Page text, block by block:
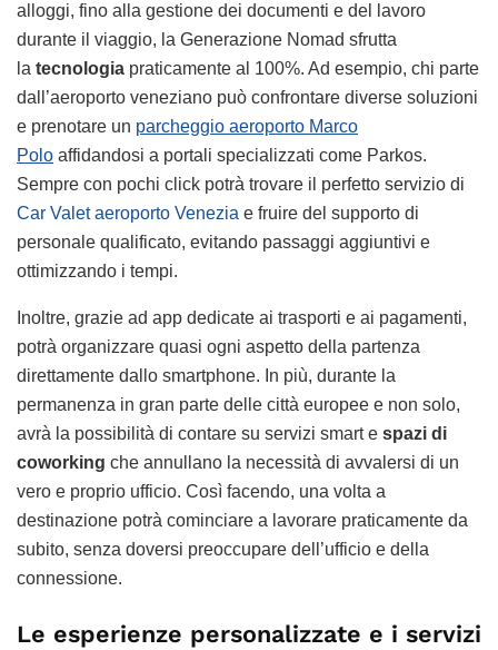
alloggi, fino alla gestione dei documenti e del lavoro
durante il viaggio, la Generazione Nomad sfrutta
la tecnologia praticamente al 100%. Ad esempio, chi parte
dall’aeroporto veneziano può confrontare diverse soluzioni
e prenotare un parcheggio aeroporto Marco
Polo affidandosi a portali specializzati come Parkos.
Sempre con pochi click potrà trovare il perfetto servizio di
Car Valet aeroporto Venezia e fruire del supporto di
personale qualificato, evitando passaggi aggiuntivi e
ottimizzando i tempi.
Inoltre, grazie ad app dedicate ai trasporti e ai pagamenti,
potrà organizzare quasi ogni aspetto della partenza
direttamente dallo smartphone. In più, durante la
permanenza in gran parte delle città europee e non solo,
avrà la possibilità di contare su servizi smart e spazi di
coworking che annullano la necessità di avvalersi di un
vero e proprio ufficio. Così facendo, una volta a
destinazione potrà cominciare a lavorare praticamente da
subito, senza doversi preoccupare dell’ufficio e della
connessione.
Le esperienze personalizzate e i servizi